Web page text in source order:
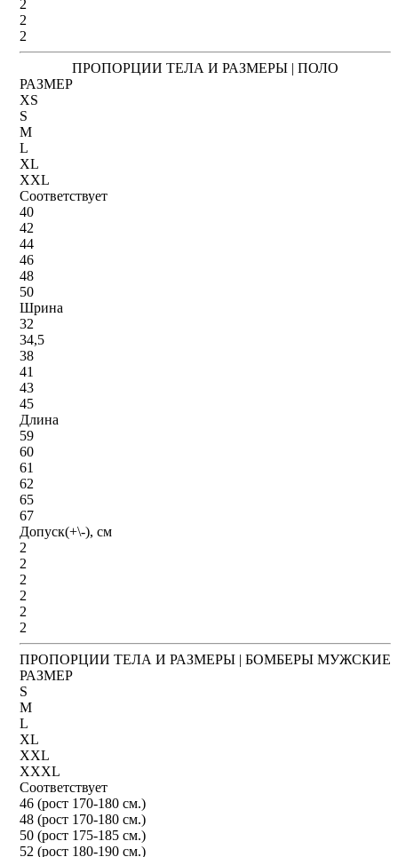
2
2
2
ПРОПОРЦИИ ТЕЛА И РАЗМЕРЫ | ПОЛО
РАЗМЕР
XS
S
M
L
XL
XXL
Соответствует
40
42
44
46
48
50
Шрина
32
34,5
38
41
43
45
Длина
59
60
61
62
65
67
Допуск(+\-), см
2
2
2
2
2
2
ПРОПОРЦИИ ТЕЛА И РАЗМЕРЫ | БОМБЕРЫ МУЖСКИЕ
РАЗМЕР
S
M
L
XL
XXL
XXXL
Соответствует
46 (рост 170-180 см.)
48 (рост 170-180 см.)
50 (рост 175-185 см.)
52 (рост 180-190 см.)